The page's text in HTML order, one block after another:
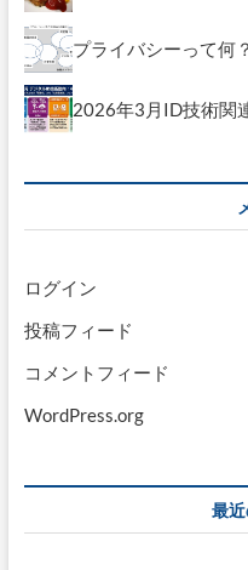
プライバシーって何？
2026年3月ID技術関
ログイン
投稿フィード
コメントフィード
WordPress.org
最